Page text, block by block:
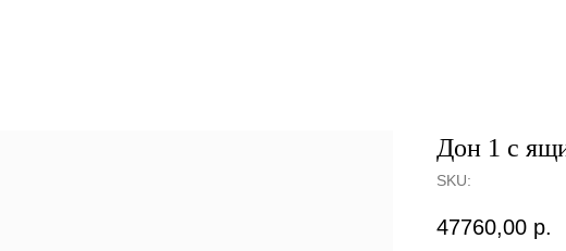
Дон 1 с
SKU:
47760,00 р.